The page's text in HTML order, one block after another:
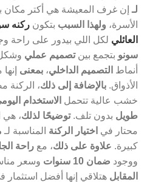
لـ إن غرف المعيشة هي أكتر مكان
الأسرة، ولهذا السبب بتكون ركنه
العائلي لكل اللي بيدور على راحة
سونو بتجمع بينتصميم عملي
أنماط التصميم الداخلي، بمعنى
الأذواق. بالإضافة إلى ذلك، الركنة
خشب عالية تتحمل الاستخدام
طويل بدون تلف.توضيحًا لذلك، هي
محتار في اختيار الركنة المناسبة لـ
كبيرة. علاوة على ذلك، مع راحة
ووجود ضمان 10 سنوات وسعر
المقابل هتلاقي إنها أفضل استثمار